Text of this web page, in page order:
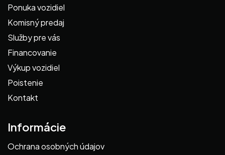
Ponuka vozidiel
Komisný predaj
Služby pre vás
Financovanie
Výkup vozidiel
Poistenie
Kontakt
Informácie
Ochrana osobných údajov